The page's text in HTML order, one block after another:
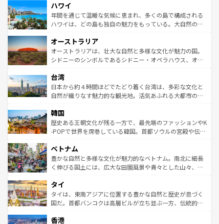
ば市内交通費無料で観光を楽しむこともできる。 なお、新
着のスイス情報はコンテンツ一覧 を参照してほしい。
のような巨大都市は、観光、ショッピング、エンターテイ
ンメントが詰まった刺激的なスポットだ。一方、アメリカ
西部には大自然が広がり、グランドキャニオンやイエロー
部のニューオーリンズでは、音楽と美食が融合した独特の
文化が魅力。旅行者はアメリカの各地域で異なる魅力を楽
しみながら、その多様性と豊かな歴史を感じることができ
ならではの贅沢な旅のスタイルだ。 なお、新着のアメリカ
情報はコンテンツ一覧を参照してほしい。
ハワイ
年間を通じて温暖な気候に恵まれ、多くの島で構成される
ハワイは、どの島も独自の魅力をもっている。大自然の神
ワイ島は見逃せない。また、定番の観光地といえばオアフ
島だが、静かな自然を求めるならマウイ島やカウアイ島が
おすすめ。エメラルドグリーンに輝く海をはじめ、豊かな
れるおもてなしの心で訪れる人々を迎えてくれるハワイの
人々、おいしいローカルフードやハワイアンミュージッ
ク、伝統的なフラダンスなど、すべてがハワイの魅力を彩
ワイを、存分に味わってほしい。 なお、新着のハワイ情報
はコンテンツ一覧を参照してほしい。
オーストラリア
オーストラリアは、壮大な自然と多様な文化が魅力の国。
シドニーのシンボルであるシドニー・オペラハウス、オー
リアリーフや大陸中央部にそびえるウルル（エアーズロッ
ク）、タスマニアの美しい原生林やケアンズの熱帯雨林な
ど、見どころがたくさん。また、カフェやワイン、オージ
いる。アクティビティも充実しており、サーフィンやダイ
ビング、ハイキングなど、アウトドア好きにはたまらな
い。オーストラリアの多彩な魅力を存分に味わいつくそ
参照してほしい。
台湾
日本から約４時間ほどでたどり着く台湾は、多彩な文化と
自然が織りなす魅力的な観光地。活気あふれる大都市の台
ン）、静ひつな山岳地帯である台湾東部など、都市の喧騒
と山間の静けさが共存しており、訪れる人に新しい発見と
驚きをもたらしてくれる。また、奥深い台湾の食文化も魅
容にもいいと評判のスイーツなど、バラエティ豊かな料理
が味わえる。 なお、新着の台湾情報は コンテンツ一覧を参
照してほしい。
韓国
歴史ある王朝文化が残る一方で、最先端のファッションやK
-POPで世界を席巻している韓国。首都ソウルの宮殿や伝統
き、地方に足を延ばせば四季折々の自然美を楽しむことが
できる。そして、キムチや焼肉、絶品のストリートフード
まで、さまざまな韓国料理が待っている。夜には、韓国な
リティに包まれながら、韓国の多彩な魅力を心ゆくまで味
わってみてほしい。 なお、新着の韓国情報はコンテンツ一
覧を参照してほしい。
ベトナム
豊かな自然と多様な文化が魅力的なベトナム。南北に細長
く伸びる国土には、広大な田園風景や青々とした山々、世
急速な発展と共に伝統が息づく。ハノイの古い町並みやホ
ーチミン市のフランス統治時代の建物も、独特の雰囲気を
醸し出している。また、バラエティの豊かさとおいしさで
とつ。フォーやバインミー、ベトナムコーヒーなどは、ぜ
タイ
タイは、東南アジアに位置する豊かな自然と歴史が息づく
国だ。首都バンコクは高層ビルが立ち並ぶ一方、伝統的な
の活気が交差している。北部ではチェンマイなどの山岳地
香港